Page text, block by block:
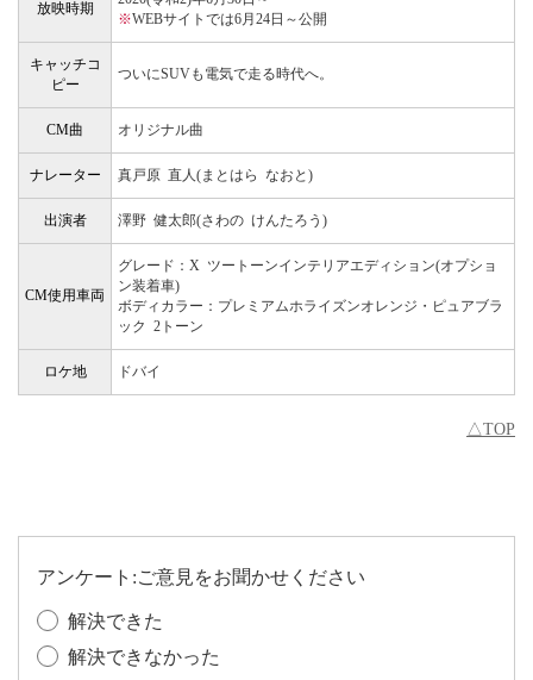
放映時期
※WEBサイトでは6月24日～公開
キャッチコ
ピー
ついにSUVも電気で走る時代へ。
CM曲 オリジナル曲
ナレーター 真戸原 直人(まとはら なおと)
出演者 澤野 健太郎(さわの けんたろう)
CM使用車両
グレード：X ツートーンインテリアエディション(オプショ
ン装着車)
ボディカラー：プレミアムホライズンオレンジ・ピュアブラ
ック 2トーン
ロケ地 ドバイ
△TOP
アンケート:ご意見をお聞かせください
解決できた
解決できなかった